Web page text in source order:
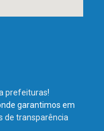
prefeituras!
garantimos em
de transparência